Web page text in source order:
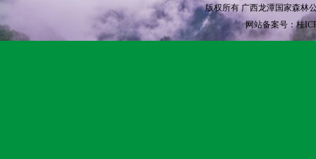
版权所有 广西龙潭国家森林公
网站备案号：桂